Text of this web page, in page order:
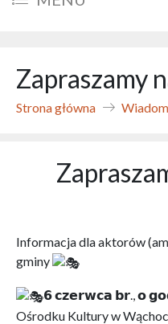
Zapraszamy
Strona główna
Informacja dla aktorów
gminy
𝟲 𝗰𝘇𝗲𝗿𝘄𝗰𝗮 𝗯𝗿., 𝗼
Ośrodku Kultury w